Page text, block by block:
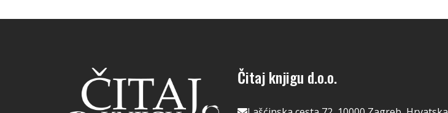
Čitaj knjigu d.o.o.